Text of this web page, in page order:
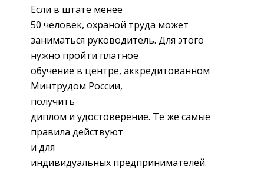
Если в штате менее
50 человек, охраной труда может
заниматься руководитель. Для этого
нужно пройти платное
обучение в центре, аккредитованном
Минтрудом России,
получить
диплом и удостоверение. Те же самые
правила действуют
и для
индивидуальных предпринимателей.